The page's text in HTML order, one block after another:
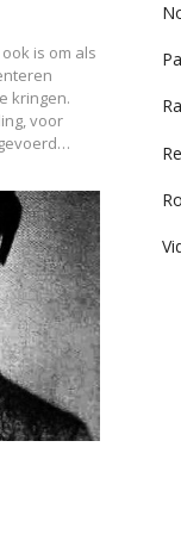
is om als
kringen.
voor